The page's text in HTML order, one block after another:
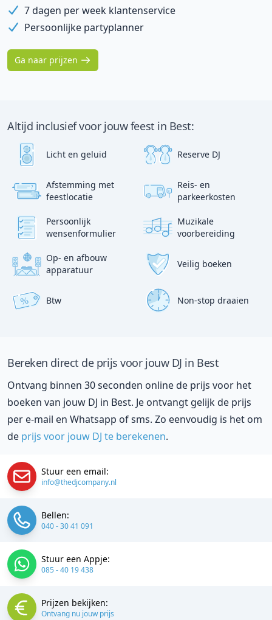
7 dagen per week klantenservice
Persoonlijke partyplanner
Ga naar prijzen
Altijd inclusief voor jouw feest in Best:
Licht en geluid Reserve DJ
?
:)
Afstemming met
feestlocatie
p
Reis- en
parkeerkosten
Persoonlijk
wensenformulier
Muzikale
voorbereiding
Op- en afbouw
apparatuur
Veilig boeken
% Btw Non-stop draaien
Bereken direct de prijs voor jouw DJ in Best
Ontvang binnen 30 seconden online de prijs voor het
boeken van jouw DJ in Best. Je ontvangt gelijk de prijs
per e-mail en Whatsapp of sms. Zo eenvoudig is het om
de prijs voor jouw DJ te berekenen.
Stuur een email:
info@thedjcompany.nl
Bellen:
040 - 30 41 091
Stuur een Appje:
085 - 40 19 438
Prijzen bekijken:
Ontvang nu jouw prijs